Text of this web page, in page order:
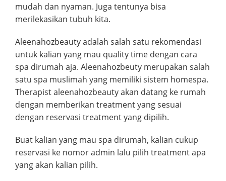
mudah dan nyaman. Juga tentunya bisa
merilekasikan tubuh kita.
Aleenahozbeauty adalah salah satu rekomendasi
untuk kalian yang mau quality time dengan cara
spa dirumah aja. Aleenahozbeuty merupakan salah
satu spa muslimah yang memiliki sistem homespa.
Therapist aleenahozbeauty akan datang ke rumah
dengan memberikan treatment yang sesuai
dengan reservasi treatment yang dipilih.
Buat kalian yang mau spa dirumah, kalian cukup
reservasi ke nomor admin lalu pilih treatment apa
yang akan kalian pilih.